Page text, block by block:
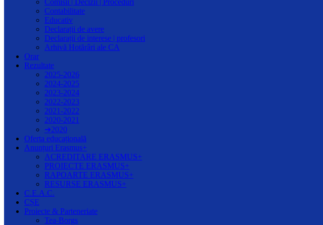
Comisii | Decizii | Proceduri
Contabilitate
Educativ
Declarații de avere
Declarații de interese | profesori
Arhivă Hotărâri ale CA
Orar
Rezultate
2025-2026
2024-2025
2023-2024
2022-2023
2021-2022
2020-2021
➔2020
Oferta educațională
Anunțuri Erasmus+
ACREDITARE ERASMUS+
PROIECTE ERASMUS+
RAPOARTE ERASMUS+
RESURSE ERASMUS+
C.E.A.C.
CȘE
Proiecte & Parteneriate
Tea-Borgs